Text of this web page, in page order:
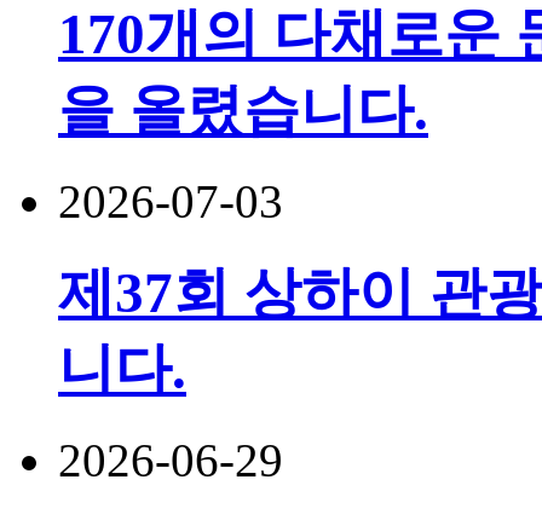
170개의 다채로운
을 올렸습니다.
2026-07-03
제37회 상하이 관
니다.
2026-06-29